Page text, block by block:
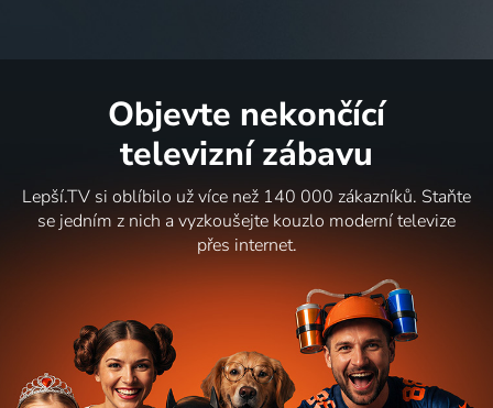
Objevte nekončící
televizní zábavu
Lepší.TV si oblíbilo už více než 140 000 zákazníků. Staňte
se jedním z nich a vyzkoušejte kouzlo moderní televize
přes internet.